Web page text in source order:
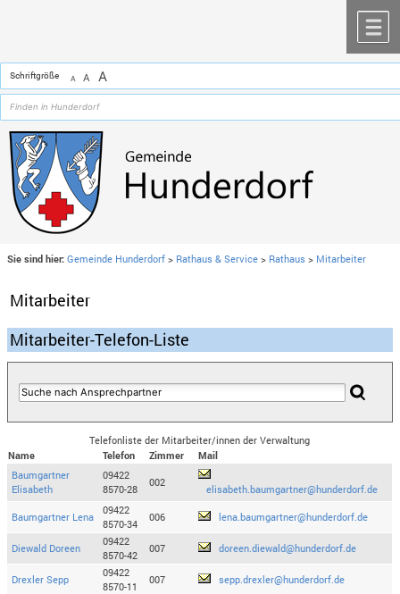
Schriftgröße A A A
Sie sind hier: Gemeinde Hunderdorf > Rathaus & Service > Rathaus > Mitarbeiter
Mitarbeiter
Mitarbeiter-Telefon-Liste
Telefonliste der Mitarbeiter/innen der Verwaltung
Name
Telefon Zimmer
Mail
Baumgartner
Elisabeth
09422
8570-28
002
elisabeth.baumgartner@hunderdorf.de
Baumgartner Lena
09422
8570-34
006 lena.baumgartner@hunderdorf.de
Diewald Doreen
09422
8570-42
007 doreen.diewald@hunderdorf.de
Drexler Sepp
09422
8570-11
007 sepp.drexler@hunderdorf.de